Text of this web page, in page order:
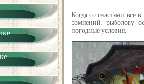
Когда со снастями все
сомнений, рыболову
погодные условия.